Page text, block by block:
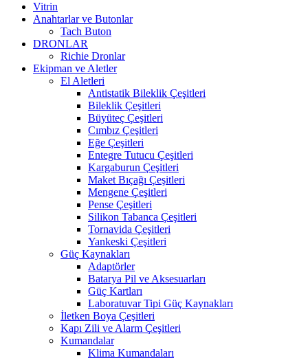
Vitrin
Anahtarlar ve Butonlar
Tach Buton
DRONLAR
Richie Dronlar
Ekipman ve Aletler
El Aletleri
Antistatik Bileklik Çeşitleri
Bileklik Çeşitleri
Büyüteç Çeşitleri
Cımbız Çeşitleri
Eğe Çeşitleri
Entegre Tutucu Çeşitleri
Kargaburun Çeşitleri
Maket Bıçağı Çeşitleri
Mengene Çeşitleri
Pense Çeşitleri
Silikon Tabanca Çeşitleri
Tornavida Çeşitleri
Yankeski Çeşitleri
Güç Kaynakları
Adaptörler
Batarya Pil ve Aksesuarları
Güç Kartları
Laboratuvar Tipi Güç Kaynakları
İletken Boya Çeşitleri
Kapı Zili ve Alarm Çeşitleri
Kumandalar
Klima Kumandaları